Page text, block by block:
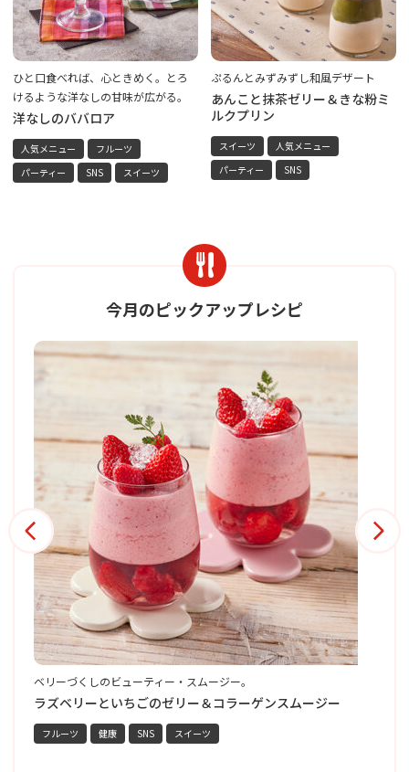
ひと口食べれば、心ときめく。とろ
けるような洋なしの甘味が広がる。
洋なしのババロア
人気メニュー
フルーツ
パーティー
SNS スイーツ
ぷるんとみずみずし和風デザート
あんこと抹茶ゼリー＆きな粉ミ
ルクプリン
スイーツ
人気メニュー
パーティー
SNS
今月のピックアップレシピ
ティー・スムージー。
のゼリー＆コラーゲンスムージー
スイーツ
彩りを添える。